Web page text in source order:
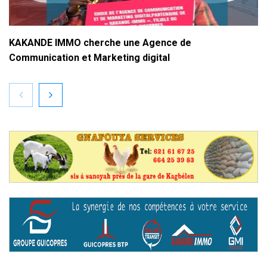
KAKANDE IMMO cherche une Agence de
Communication et Marketing digital